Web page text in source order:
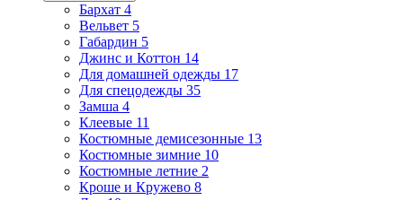
Бархат 4
Вельвет 5
Габардин 5
Джинс и Коттон 14
Для домашней одежды 17
Для спецодежды 35
Замша 4
Клеевые 11
Костюмные демисезонные 13
Костюмные зимние 10
Костюмные летние 2
Кроше и Кружево 8